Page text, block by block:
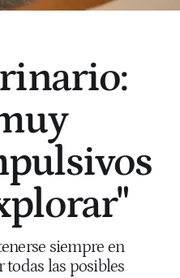
siempre en
las posibles